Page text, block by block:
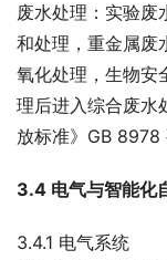
废水处理：实验废
和处理，重金属废
氧化处理，生物安
理后进入综合废水
放标准》GB 8978
3.4 电气与智能化
3.4.1 电气系统